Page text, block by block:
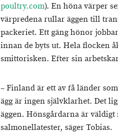
poultry.com). En höna värper
värpredena rullar äggen till
packeriet. Ett gäng hönor
innan de byts ut. Hela flocken
smittorisken. Efter sin
– Finland är ett av få länder
ägg är ingen självklarhet. Det
äggen. Hönsgårdarna är
salmonellatester, säger Tobias.